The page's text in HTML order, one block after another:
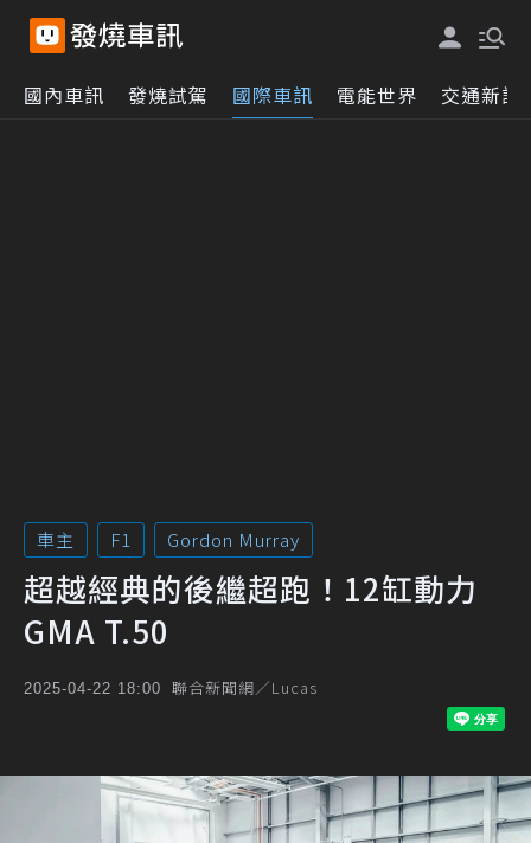
國內車訊 發燒試駕 國際車訊 電能世界 交通新訊
車主 F1 Gordon Murray
超越經典的後繼超跑！12缸動力
GMA T.50
2025-04-22 18:00 聯合新聞網／Lucas